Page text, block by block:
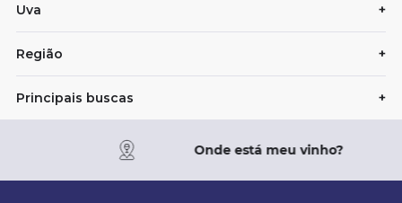
Uva +
Região +
Principais buscas +
Onde está meu vinho?